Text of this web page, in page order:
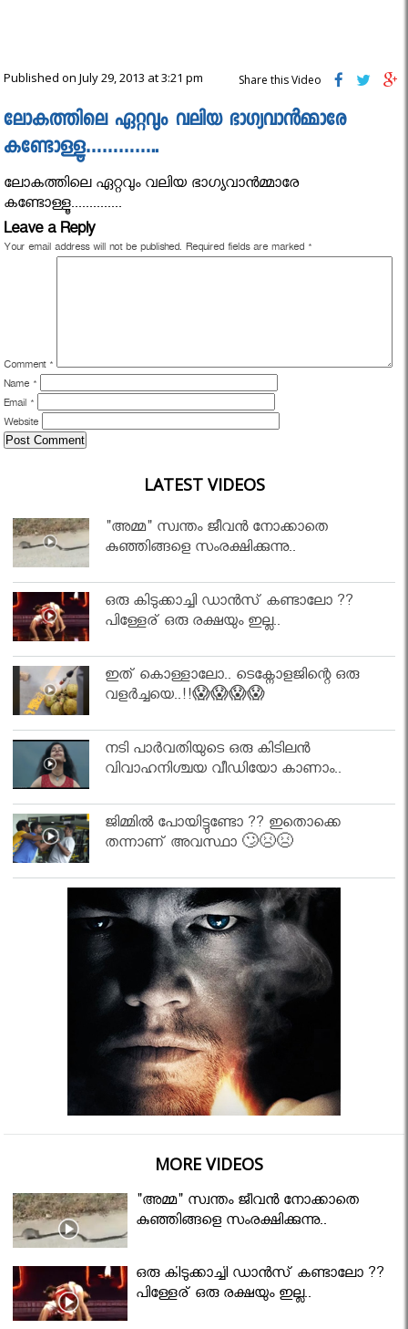
Published on July 29, 2013 at 3:21 pm Share this Video
ലോകത്തിലെ ഏറ്റവും വലിയ ഭാഗ്യവാൻമ്മാരേ
കണ്ടോള്ളൂ…………..
ലോകത്തിലെ ഏറ്റവും വലിയ ഭാഗ്യവാൻമ്മാരേ
കണ്ടോള്ളൂ..............
Leave a Reply
Your email address will not be published. Required fields are marked *
Comment *
Name *
Email *
Website
LATEST VIDEOS
"അമ്മ" സ്വന്തം ജീവൻ നോക്കാതെ
കുഞ്ഞിങ്ങളെ സംരക്ഷിക്കുന്നു..
ഒരു കിടുക്കാച്ചി ഡാൻസ് കണ്ടാലോ ??
പിള്ളേര് ഒരു രക്ഷയും ഇല്ല..
ഇത് കൊള്ളാലോ.. ടെക്നോളജിന്റെ ഒരു
വളർച്ചയെ..!!😱😱😱😱
നടി പാർവതിയുടെ ഒരു കിടിലൻ
വിവാഹനിശ്ചയ വീഡിയോ കാണാം..
ജിമ്മിൽ പോയിട്ടുണ്ടോ ?? ഇതൊക്കെ
തന്നാണ് അവസ്ഥാ 🙄😣😣
MORE VIDEOS
"അമ്മ" സ്വന്തം ജീവൻ നോക്കാതെ
കുഞ്ഞിങ്ങളെ സംരക്ഷിക്കുന്നു..
ഒരു കിടുക്കാച്ചി ഡാൻസ് കണ്ടാലോ ??
പിള്ളേര് ഒരു രക്ഷയും ഇല്ല..